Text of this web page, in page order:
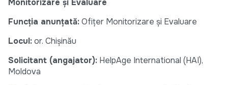
Monitorizare și Evaluare
Funcția anunțată:Ofițer Monitorizare și Evaluare
Locul:or. Chișinău
Solicitant (angajator): HelpAge International (HAI),
Moldova